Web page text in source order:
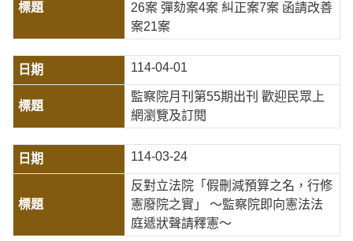
26案 彈劾案4案 糾正案7案 函請改善
案21案
114-04-01
監察院月刊第55期出刊 歡迎民眾上
網瀏覽及訂閱
114-03-24
反對立法院「假刪減預算之名，行修
憲廢院之實」 ～監察院即向憲法法
庭遞狀聲請釋憲～